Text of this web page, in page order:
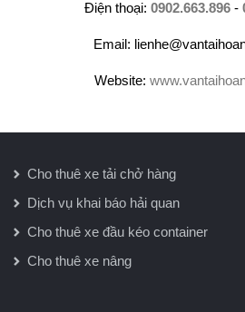
Điện thoại: 0902.663.896 -
Email:
Website:
Cho thuê xe tải chở hàng
Dịch vụ khai báo hải quan
Cho thuê xe đầu kéo container
Cho thuê xe nâng